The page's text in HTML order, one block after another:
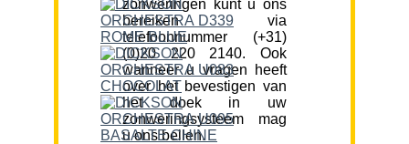
zonweringen kunt u ons
bereiken via
telefoonnummer (+31)
(0)20 220 2140. Ook
wanneer u vragen heeft
over het bevestigen van
het doek in uw
zonweringsysteem mag
u ons bellen.